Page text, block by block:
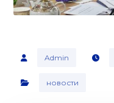
Admin
новости